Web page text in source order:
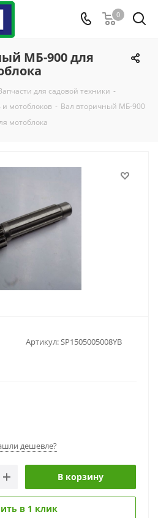
0
МБ-900 для
для садовой техники -
и мотоблоков - Вал вторичный МБ-900
мотоблока
Артикул: SP1505005008YB
дешевле?
В корзину
в 1 клик